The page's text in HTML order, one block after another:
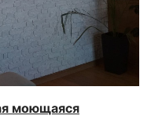
моющаяся